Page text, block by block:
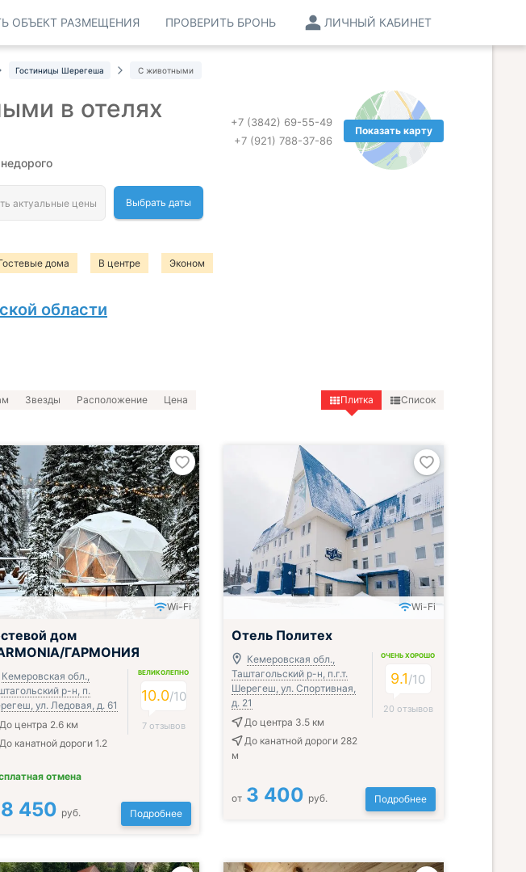
ЛИЧНЫЙ КАБИНЕТ
ПРОВЕРИТЬ БРОНЬ
ОБЪЕКТ РАЗМЕЩЕНИЯ
Гостиницы Шерегеша С животными
Показать карту
+7 (3842) 69-55-49
+7 (921) 788-37-86
в отелях
Выбрать даты
дома В центре Эконом
области
Звезды Расположение Цена Плитка Список
Wi-Fi
дом
ГАРМОНИЯ
Кемеровская обл.,
р-н, п.
ул. Ледовая, д. 61
До центра 2.6 км
До канатной дороги 1.2
отмена
ВЕЛИКОЛЕПНО
10.0/10
7 отзывов
8 450 руб. Подробнее
Wi-Fi
Отель Политех
Кемеровская обл.,
Таштагольский р-н, п.г.т.
Шерегеш, ул. Спортивная,
д. 21
До центра 3.5 км
До канатной дороги 282
м
ОЧЕНЬ ХОРОШО
9.1/10
20 отзывов
от 3 400 руб. Подробнее